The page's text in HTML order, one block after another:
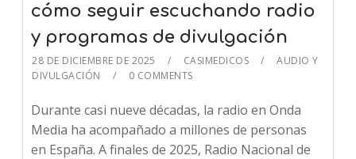
cómo seguir escuchando radio
y programas de divulgación
28 DE DICIEMBRE DE 2025 CASIMEDICOS
AUDIO Y
DIVULGACIÓN
0 COMMENTS
Durante casi nueve décadas, la radio en Onda
Media ha acompañado a millones de personas
en España. A finales de 2025, Radio Nacional de